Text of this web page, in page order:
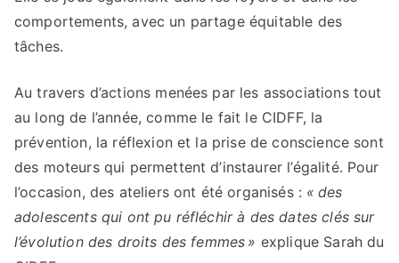
comportements, avec un partage équitable des
tâches.
Au travers d’actions menées par les associations tout
au long de l’année, comme le fait le CIDFF, la
prévention, la réflexion et la prise de conscience sont
des moteurs qui permettent d’instaurer l’égalité. Pour
l’occasion, des ateliers ont été organisés : « des
adolescents qui ont pu réfléchir à des dates clés sur
l’évolution des droits des femmes » explique Sarah du